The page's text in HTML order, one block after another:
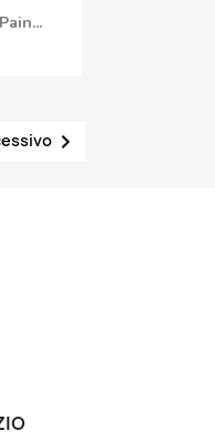
